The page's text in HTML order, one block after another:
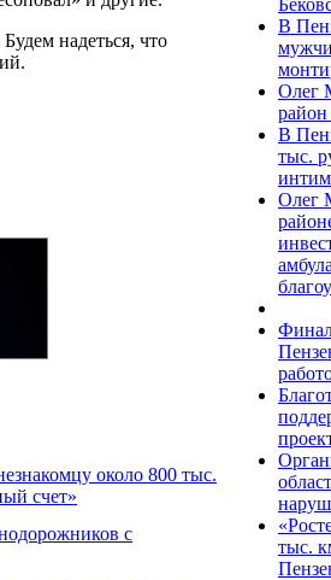
надеться, что
около 800 тыс.
счет»
с
В
Олег
В
тыс.
Олег
тыс.